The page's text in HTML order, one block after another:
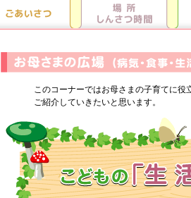
このコーナーではお母さまの子育てに
ご紹介していきたいと思います。